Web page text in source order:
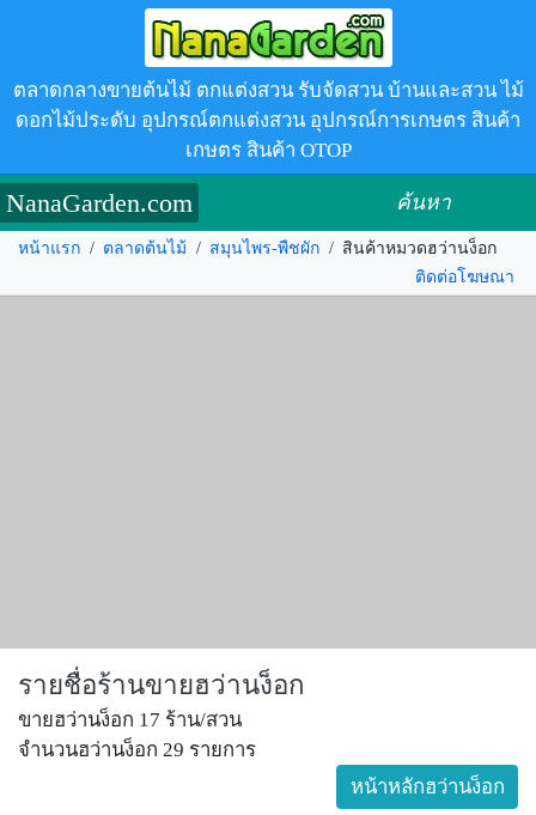
ตลาดกลางขายต้นไม้ ตกแต่งสวน รับจัดสวน บ้านและสวน ไม้
ดอกไม้ประดับ อุปกรณ์ตกแต่งสวน อุปกรณ์การเกษตร สินค้า
เกษตร สินค้า OTOP
NanaGarden.com ค้นหา
หน้าแรก / ตลาดต้นไม้ / สมุนไพร-พืชผัก / สินค้าหมวดฮว่านง็อก
ติดต่อโฆษณา
รายชื่อร้านขายฮว่านง็อก
ขายฮว่านง็อก 17 ร้าน/สวน
จำนวนฮว่านง็อก 29 รายการ
หน้าหลักฮว่านง็อก